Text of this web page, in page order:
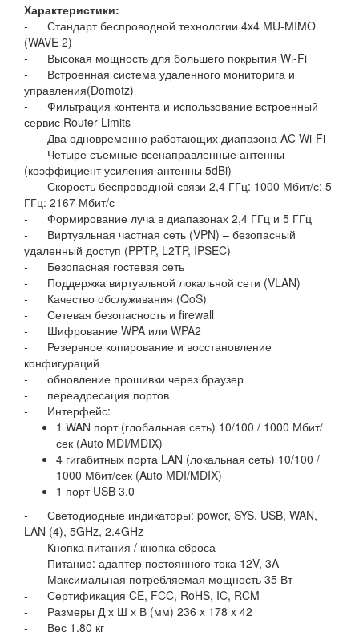
Характеристики:
- Стандарт беспроводной технологии 4x4 MU-MIMO
(WAVE 2)
- Высокая мощность для большего покрытия Wi-Fi
- Встроенная система удаленного мониторига и
управления(Domotz)
- Фильтрация контента и использование встроенный
сервис Router Limits
- Два одновременно работающих диапазона AC Wi-Fi
- Четыре съемные всенаправленные антенны
(коэффициент усиления антенны 5dBi)
- Скорость беспроводной связи 2,4 ГГц: 1000 Мбит/с; 5
ГГц: 2167 Мбит/с
- Формирование луча в диапазонах 2,4 ГГц и 5 ГГц
- Виртуальная частная сеть (VPN) – безопасный
удаленный доступ (PPTP, L2TP, IPSEC)
- Безопасная гостевая сеть
- Поддержка виртуальной локальной сети (VLAN)
- Качество обслуживания (QoS)
- Сетевая безопасность и firewall
- Шифрование WPA или WPA2
- Резервное копирование и восстановление
конфигураций
- обновление прошивки через браузер
- переадресация портов
- Интерфейс:
1 WAN порт (глобальная сеть) 10/100 / 1000 Мбит/
сек (Auto MDI/MDIX)
4 гигабитных порта LAN (локальная сеть) 10/100 /
1000 Мбит/сек (Auto MDI/MDIX)
1 порт USB 3.0
- Светодиодные индикаторы: power, SYS, USB, WAN,
LAN (4), 5GHz, 2.4GHz
- Кнопка питания / кнопка сброса
- Питание: адаптер постоянного тока 12V, 3A
- Максимальная потребляемая мощность 35 Вт
- Сертификация CE, FCC, RoHS, IC, RCM
- Размеры Д х Ш х В (мм) 236 x 178 x 42
- Вес 1.80 кг